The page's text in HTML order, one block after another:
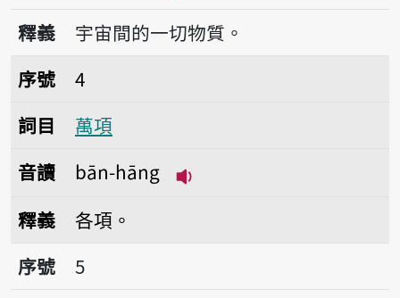
播放音讀bān-bu̍t
釋義
宇宙間的一切物質。
序號4萬項
序號
4
詞目
萬項
音讀
bān-hāng
釋義
各項。
序號5萬般
序號
5